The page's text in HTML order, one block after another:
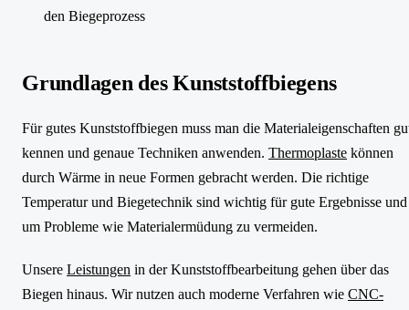
den Biegeprozess
Grundlagen des Kunststoffbiegens
Für gutes Kunststoffbiegen muss man die Materialeigenschaften
kennen und genaue Techniken anwenden. Thermoplaste können
durch Wärme in neue Formen gebracht werden. Die richtige
Temperatur und Biegetechnik sind wichtig für gute Ergebnisse und
um Probleme wie Materialermüdung zu vermeiden.
Unsere Leistungen in der Kunststoffbearbeitung gehen über das
Biegen hinaus. Wir nutzen auch moderne Verfahren wie CNC-